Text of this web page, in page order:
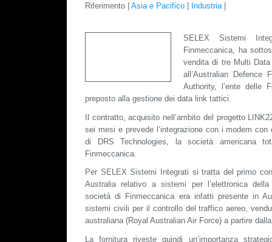
Riferimento | Asia e Pacifico Industria|
SELEX Sistemi
Finmeccanica, ha
vendita di tre Multi
all’Australian Defence
Authority, l’ente delle
preposto alla gestione dei data link tattici.
Il contratto, acquisito nell’ambito del progetto
sei mesi e prevede l’integrazione con i modem
di DRS Technologies, la società americana
Finmeccanica.
Per SELEX Sistemi Integrati si tratta del primo
Australia relativo a sistemi per l’elettronica
società di Finmeccanica era infatti presente in
sistemi civili per il controllo del traffico aereo,
australiana (Royal Australian Air Force) a partire
La fornitura riveste quindi un’importanza